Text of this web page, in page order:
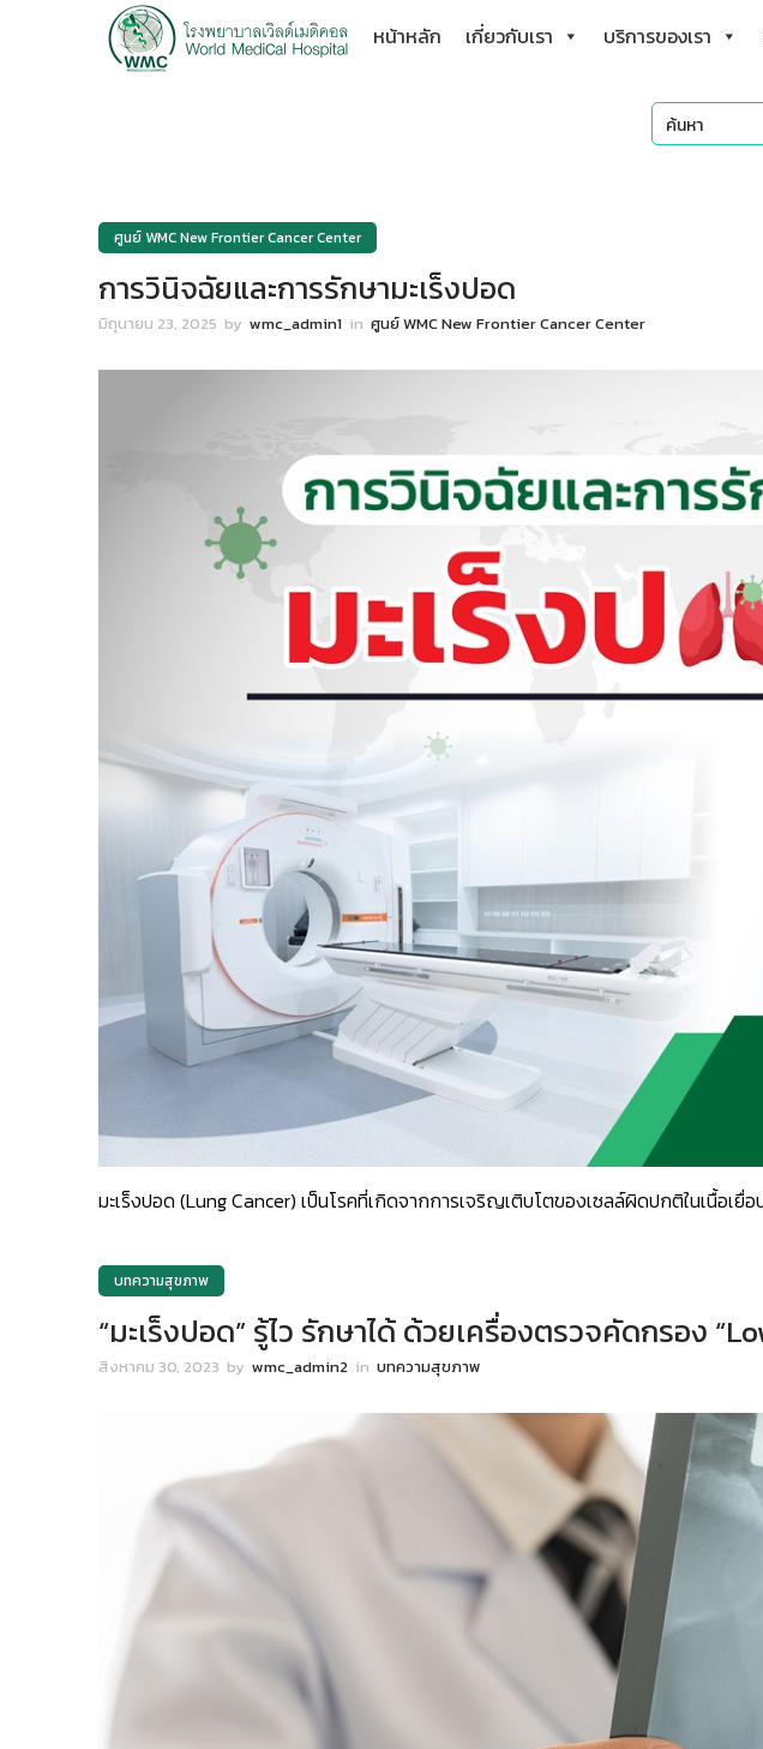
หน้าหลัก เกี่ยวกับเรา บริการของเรา
ศูนย์ WMC New Frontier Cancer Center
การวินิจฉัยและการรักษามะเร็งปอด
มิถุนายน 23, 2025 by wmc_admin1 in ศูนย์ WMC New Frontier Cancer Center
มะเร็งปอด (Lung Cancer) เป็นโรคที่เกิดจากการเจริญเติบโตของเซลล์ผิดปกติในเนื้อเ
บทความสุขภาพ
“มะเร็งปอด” รู้ไว รักษาได้ ด้วยเครื่องตรวจคัดกรอง
สิงหาคม 30, 2023 by wmc_admin2 in บทความสุขภาพ